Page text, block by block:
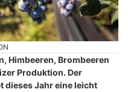
Himbeeren, Brombeeren
Produktion. Der
dieses Jahr eine leicht